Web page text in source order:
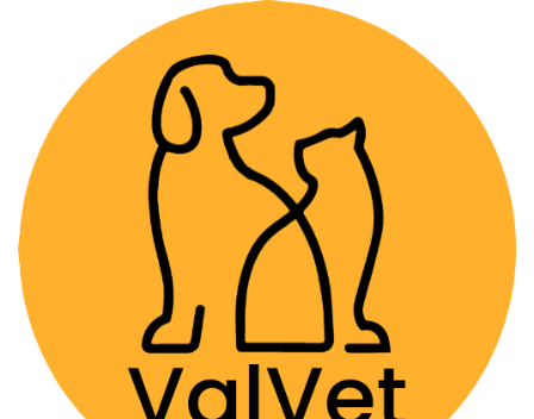
Despacho GRATIS por compras sobre
$89.990(Válido desde Coquimbo hasta Los
Lagos)
Farmacia Veterinaria
Antiparasitarios
Credelio 1,3 a 2,5 kg - Comprimidos